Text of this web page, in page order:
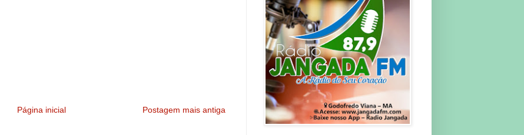
Postagem mais antiga
Página inicial